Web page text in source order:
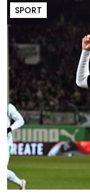
SPORT